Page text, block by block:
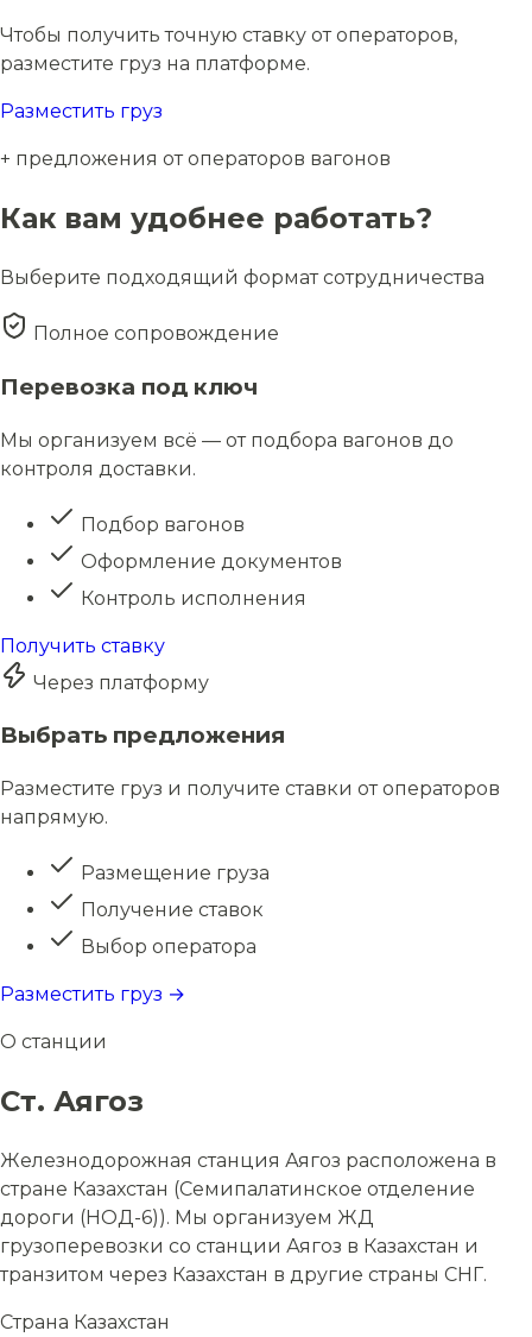
Чтобы получить точную ставку от операторов,
разместите груз на платформе.
Разместить груз
+ предложения от операторов вагонов
Как вам удобнее работать?
Выберите подходящий формат сотрудничества
Полное сопровождение
Перевозка под ключ
Мы организуем всё — от подбора вагонов до
контроля доставки.
Подбор вагонов
Оформление документов
Контроль исполнения
Получить ставку
Через платформу
Выбрать предложения
Разместите груз и получите ставки от операторов
напрямую.
Размещение груза
Получение ставок
Выбор оператора
Разместить груз →
О станции
Ст. Аягоз
Железнодорожная станция Аягоз расположена в
стране Казахстан (Семипалатинское отделение
дороги (НОД-6)). Мы организуем ЖД
грузоперевозки со станции Аягоз в Казахстан и
транзитом через Казахстан в другие страны СНГ.
Страна Казахстан